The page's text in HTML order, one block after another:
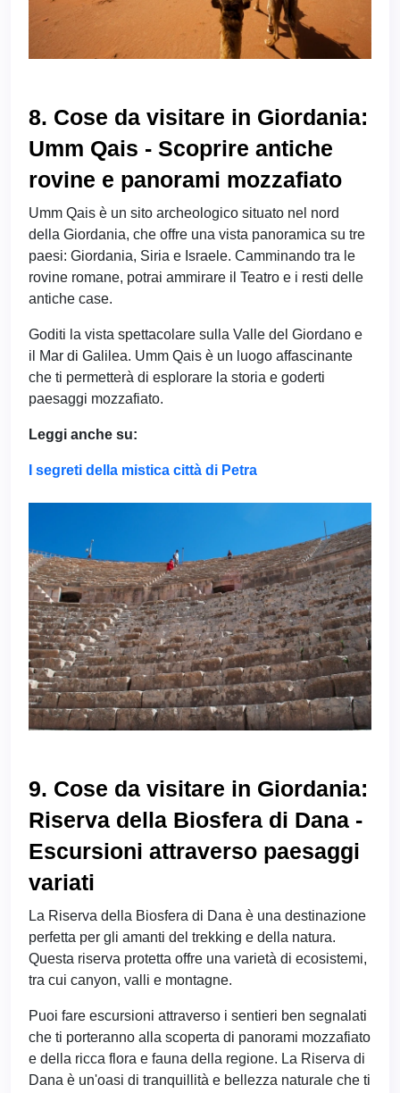
8. Cose da visitare in Giordania:
Umm Qais - Scoprire antiche
rovine e panorami mozzafiato
Umm Qais è un sito archeologico situato nel nord
della Giordania, che offre una vista panoramica su tre
paesi: Giordania, Siria e Israele. Camminando tra le
rovine romane, potrai ammirare il Teatro e i resti delle
antiche case.
Goditi la vista spettacolare sulla Valle del Giordano e
il Mar di Galilea. Umm Qais è un luogo affascinante
che ti permetterà di esplorare la storia e goderti
paesaggi mozzafiato.
Leggi anche su:
I segreti della mistica città di Petra
9. Cose da visitare in Giordania:
Riserva della Biosfera di Dana -
Escursioni attraverso paesaggi
variati
La Riserva della Biosfera di Dana è una destinazione
perfetta per gli amanti del trekking e della natura.
Questa riserva protetta offre una varietà di ecosistemi,
tra cui canyon, valli e montagne.
Puoi fare escursioni attraverso i sentieri ben segnalati
che ti porteranno alla scoperta di panorami mozzafiato
e della ricca flora e fauna della regione. La Riserva di
Dana è un'oasi di tranquillità e bellezza naturale che ti